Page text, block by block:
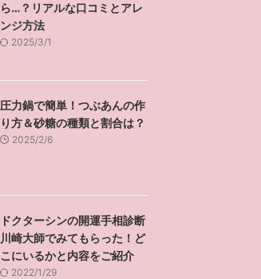
ら…？リアルな口コミとアレ
ンジ方法
2025/3/1
圧力鍋で簡単！つぶあんの作
り方＆砂糖の種類と割合は？
2025/2/6
ドクターシンの開運手相診断
川崎大師でみてもらった！ど
こにいるかと内容をご紹介
2022/1/29